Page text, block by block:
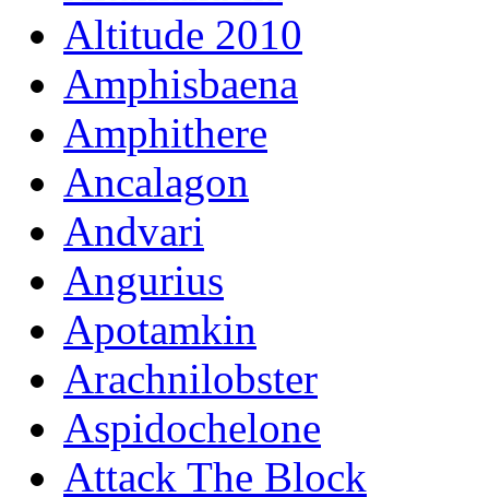
Altitude 2010
Amphisbaena
Amphithere
Ancalagon
Andvari
Angurius
Apotamkin
Arachnilobster
Aspidochelone
Attack The Block